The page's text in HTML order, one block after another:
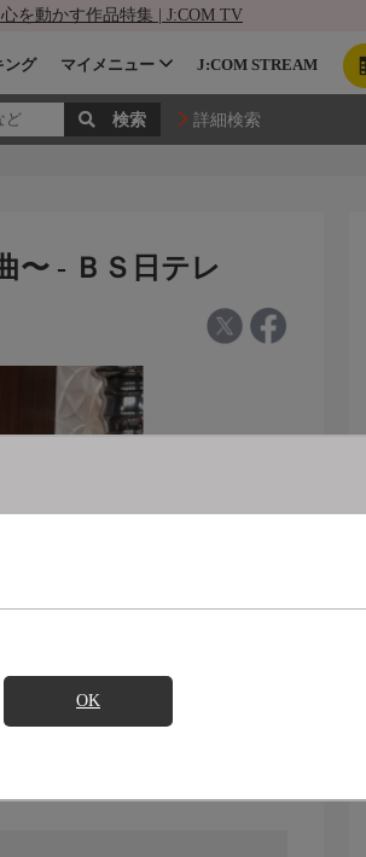
を動かす作品特集 | J:COM TV
ング マイメニュー J:COM STREAM
詳細検索
OK
〜 - ＢＳ日テレ